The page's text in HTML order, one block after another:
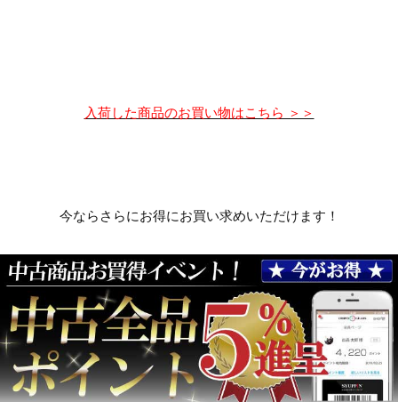
入荷した商品のお買い物はこちら ＞＞
今ならさらにお得にお買い求めいただけます！